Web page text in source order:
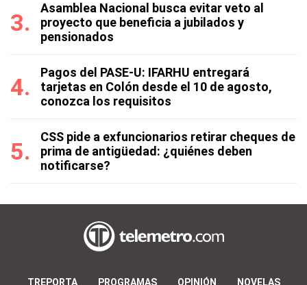
Asamblea Nacional busca evitar veto al
proyecto que beneficia a jubilados y
pensionados
Pagos del PASE-U: IFARHU entregará
tarjetas en Colón desde el 10 de agosto,
conozca los requisitos
CSS pide a exfuncionarios retirar cheques de
prima de antigüedad: ¿quiénes deben
notificarse?
TREPORTA PROGRAMAS OPINIÓN NOVELAS